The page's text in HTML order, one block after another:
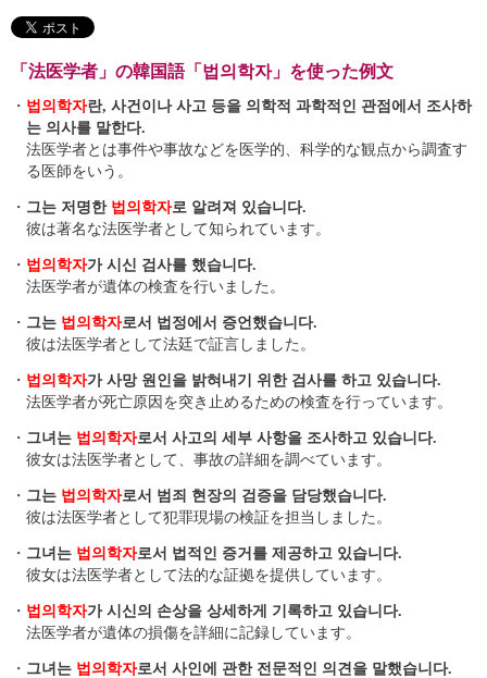
「法医学者」の韓国語「법의학자」を使った例文
・ 법의학자란, 사건이나 사고 등을 의학적 과학적인 관점에서 조사하
는 의사를 말한다.
法医学者とは事件や事故などを医学的、科学的な観点から調査す
る医師をいう。
・ 그는 저명한 법의학자로 알려져 있습니다.
彼は著名な法医学者として知られています。
・ 법의학자가 시신 검사를 했습니다.
法医学者が遺体の検査を行いました。
・ 그는 법의학자로서 법정에서 증언했습니다.
彼は法医学者として法廷で証言しました。
・ 법의학자가 사망 원인을 밝혀내기 위한 검사를 하고 있습니다.
法医学者が死亡原因を突き止めるための検査を行っています。
・ 그녀는 법의학자로서 사고의 세부 사항을 조사하고 있습니다.
彼女は法医学者として、事故の詳細を調べています。
・ 그는 법의학자로서 범죄 현장의 검증을 담당했습니다.
彼は法医学者として犯罪現場の検証を担当しました。
・ 그녀는 법의학자로서 법적인 증거를 제공하고 있습니다.
彼女は法医学者として法的な証拠を提供しています。
・ 법의학자가 시신의 손상을 상세하게 기록하고 있습니다.
法医学者が遺体の損傷を詳細に記録しています。
・ 그녀는 법의학자로서 사인에 관한 전문적인 의견을 말했습니다.